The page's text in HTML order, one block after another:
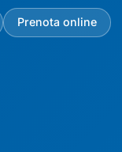
Prenota online